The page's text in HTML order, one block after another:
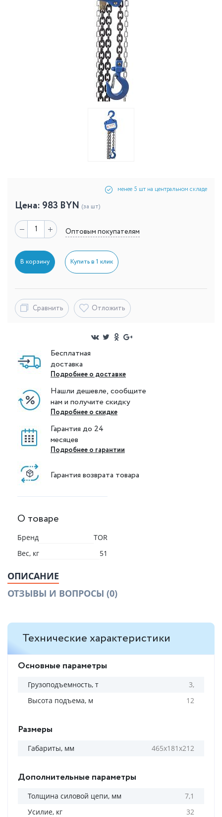
менее 5 шт на центральном складе
Цена: 983 BYN (за шт)
Оптовым покупателям
В корзину Купить в 1 клик
Сравнить Отложить
Бесплатная
доставка
Подробнее о доставке
Нашли дешевле, сообщите
нам и получите скидку
Подробнее о скидке
Гарантия до 24
месяцев
Подробнее о гарантии
Гарантия возврата товара
О товаре
Бренд
TOR
Вес, кг
51
ОПИСАНИЕ
ОТЗЫВЫ И ВОПРОСЫ (0)
Технические характеристики
Основные параметры
Грузоподъемность, т
3,
Высота подъема, м
12
Размеры
Габариты, мм 465х181х212
Дополнительные параметры
Толщина силовой цепи, мм
7,1
Усилие, кг
32